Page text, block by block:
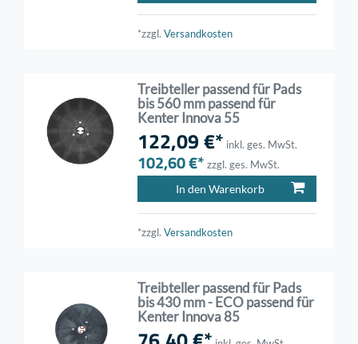
*zzgl.Versandkosten
Treibteller passend für Pads
bis 560 mm passend für
Kenter Innova 55
122,09 €* inkl. ges. MwSt.
102,60 €* zzgl. ges. MwSt.
In den Warenkorb
*zzgl.Versandkosten
Treibteller passend für Pads
bis 430 mm - ECO passend für
Kenter Innova 85